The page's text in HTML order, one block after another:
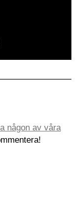
någon av våra